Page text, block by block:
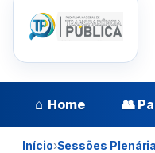
⌂ Home 👥
Início›Sessões